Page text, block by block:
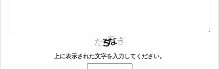
上に表示された文字を入力してください。